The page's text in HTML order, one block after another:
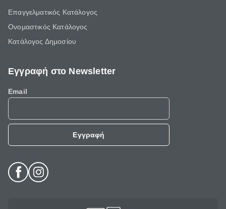
Επαγγελματικός Κατάλογος
Ονομαστικός Κατάλογος
Κατάλογος Δημοσίου
Εγγραφή στο Newsletter
Email
Εγγραφή